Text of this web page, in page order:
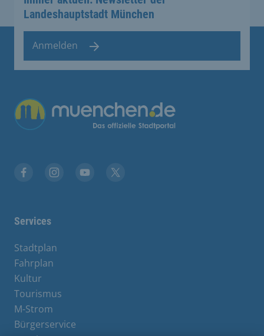
Landeshauptstadt München
Anmelden
Übergreifende Links
Services
Stadtplan
Fahrplan
Kultur
Tourismus
M-Strom
Bürgerservice